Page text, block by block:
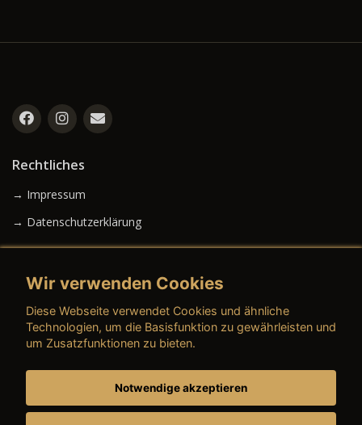
Rechtliches
→ Impressum
→ Datenschutzerklärung
→ AGB (Gebrauchtwagen)
→ AGB (Teile & Zubehör)
Wir verwenden Cookies
Diese Webseite verwendet Cookies und ähnliche
Technologien, um die Basisfunktion zu gewährleisten und
um Zusatzfunktionen zu bieten.
Notwendige akzeptieren